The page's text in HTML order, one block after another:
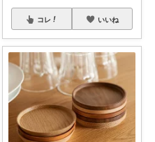
コレ いいね